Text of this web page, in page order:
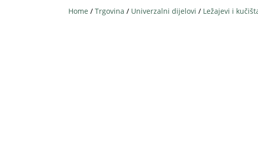
Home /Trgovina / Univerzalni dijelovi / Ležajevi i